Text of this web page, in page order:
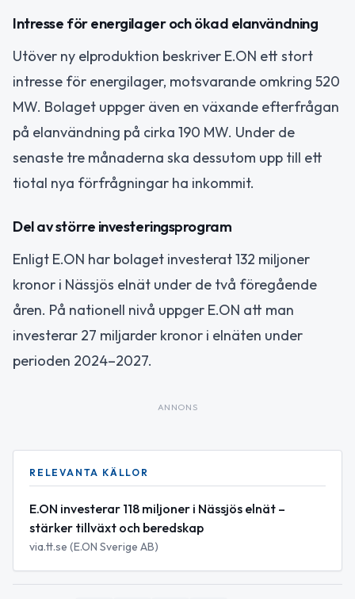
Intresse för energilager och ökad elanvändning
Utöver ny elproduktion beskriver E.ON ett stort
intresse för energilager, motsvarande omkring 520
MW. Bolaget uppger även en växande efterfrågan
på elanvändning på cirka 190 MW. Under de
senaste tre månaderna ska dessutom upp till ett
tiotal nya förfrågningar ha inkommit.
Del av större investeringsprogram
Enligt E.ON har bolaget investerat 132 miljoner
kronor i Nässjös elnät under de två föregående
åren. På nationell nivå uppger E.ON att man
investerar 27 miljarder kronor i elnäten under
perioden 2024–2027.
ANNONS
RELEVANTA KÄLLOR
E.ON investerar 118 miljoner i Nässjös elnät –
stärker tillväxt och beredskap
via.tt.se (E.ON Sverige AB)